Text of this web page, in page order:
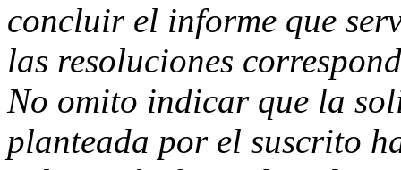
concluir el informe que
las resoluciones
No omito indicar que la
planteada por el suscrito